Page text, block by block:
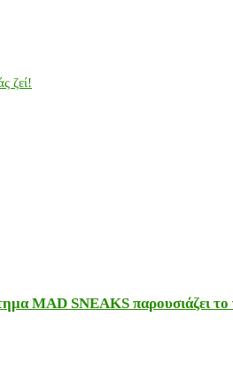
ζεί!
MAD SNEAKS παρουσιάζει το